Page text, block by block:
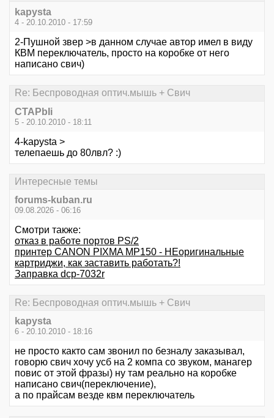
kapysta
4 - 20.10.2010 - 17:59
2-Пушной звер >в данном случае автор имел в виду
КВМ переключатель, просто на коробке от него
написано свич)
Re: Беспроводная оптич.мышь + Свич
CTAPbIi
5 - 20.10.2010 - 18:11
4-kapysta >
телепаешь до 80лвл? :)
Интересные темы
forums-kuban.ru
09.08.2026 - 06:16
Смотри также:
отказ в работе портов PS/2
принтер CANON PIXMA MP150 - НЕоригинальные
картриджи, как заставить работать?!
Заправка dcp-7032r
Re: Беспроводная оптич.мышь + Свич
kapysta
6 - 20.10.2010 - 18:16
не просто както сам звонил по безналу заказывал,
говорю свич хочу усб на 2 компа со звуком, манагер
повис от этой фразы) ну там реально на коробке
написано свич(переключение),
а по прайсам везде квм переключатель